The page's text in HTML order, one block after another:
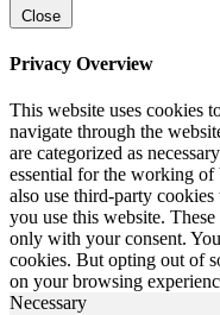
Close
Privacy Overview
This website uses cookies
navigate through the
are categorized as
essential for the working
also use third-party
you use this website.
only with your consent.
cookies. But opting out of
on your browsing
Necessary